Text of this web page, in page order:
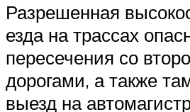
Разрешенная
езда на трассах
пересечения со
дорогами, а также
выезд на